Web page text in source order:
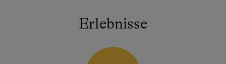
Erlebnisse